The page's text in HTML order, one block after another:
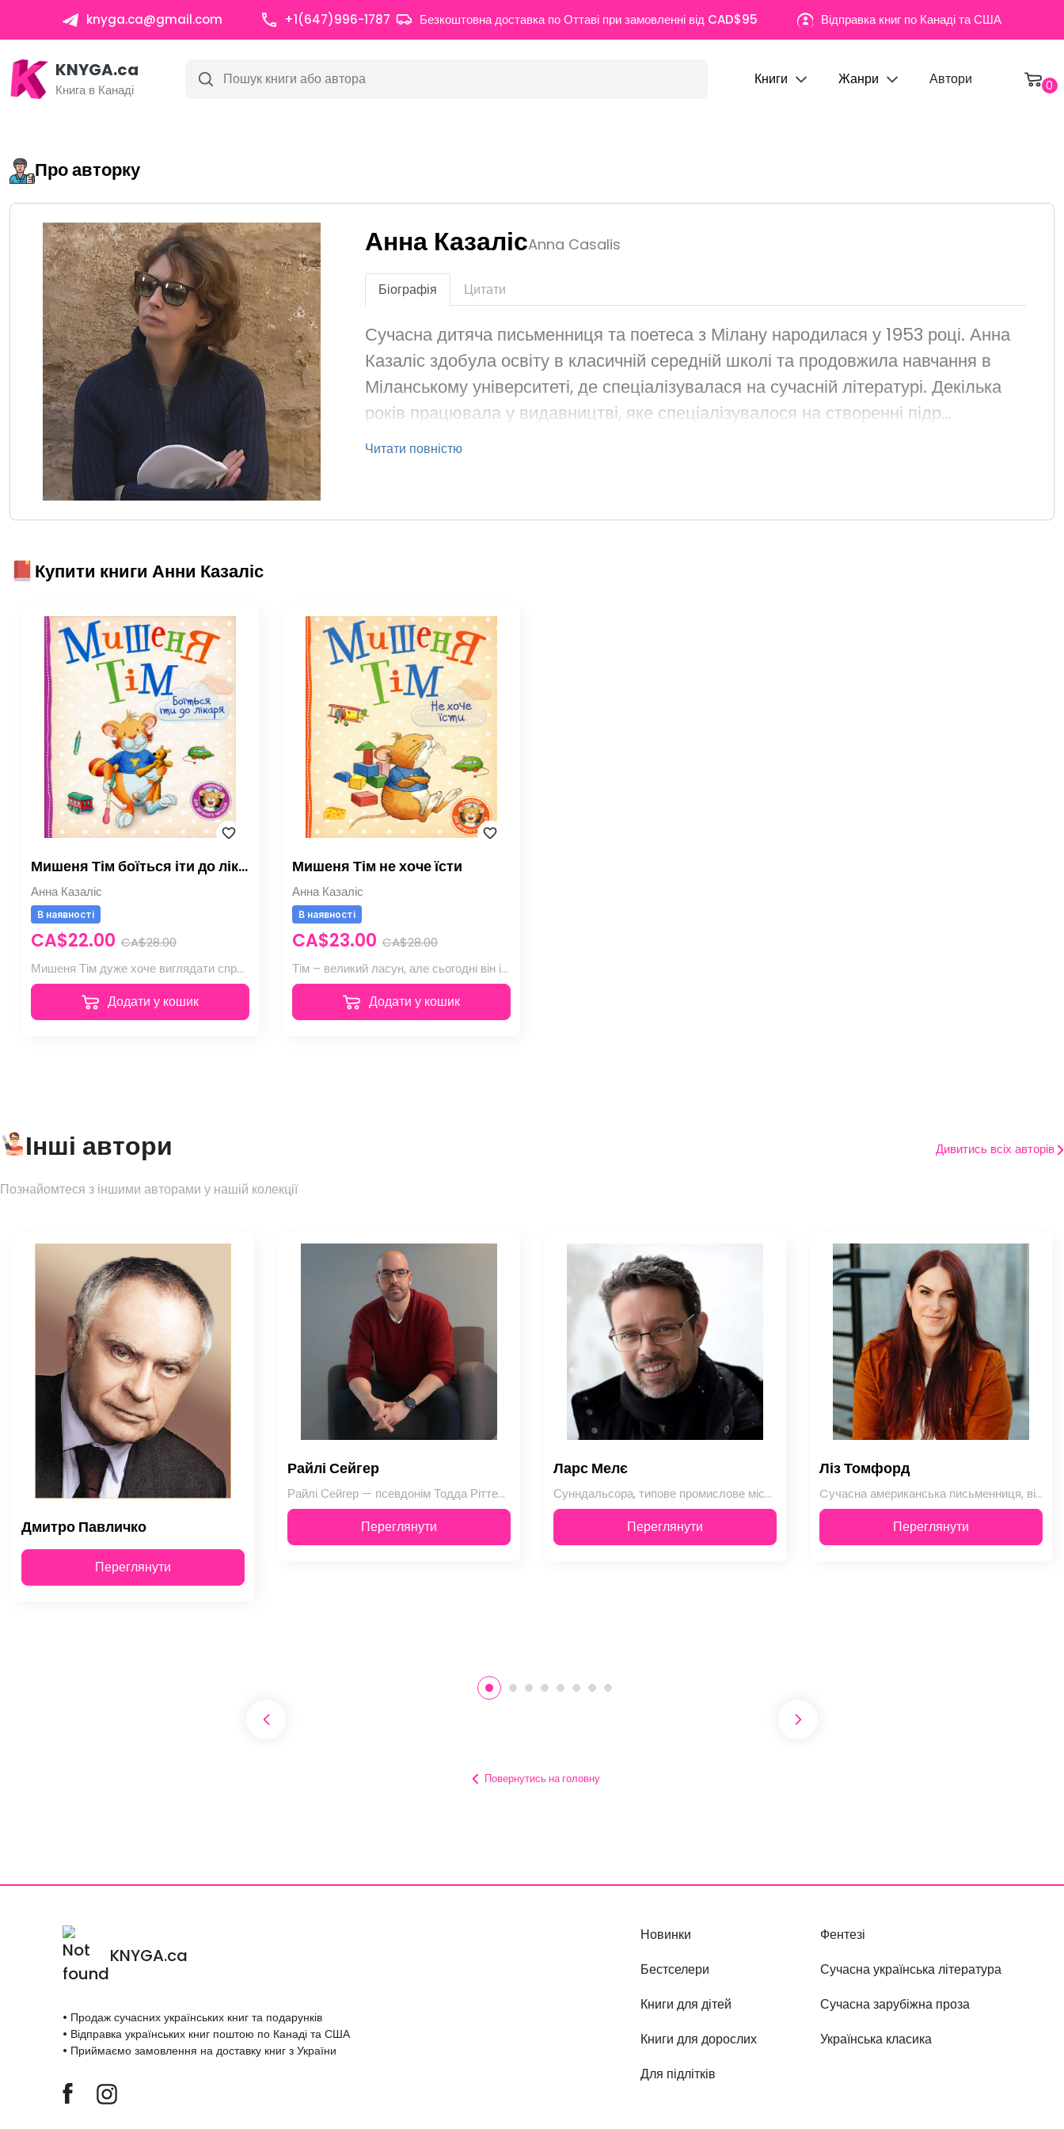
knyga.ca@gmail.com +1(647)996-1787 Безкоштовна доставка по Оттаві при замовленні від CAD$95 Відправка книг по Канаді та США
KNYGA.ca
Книга в Канаді
Книги Жанри Автори 0
Про авторку
Анна КазалісAnna Casalis
Біографія Цитати
Сучасна дитяча письменниця та поетеса з Мілану народилася у 1953 році. Анна
Казаліс здобула освіту в класичній середній школі та продовжила навчання в
Міланському університеті, де спеціалізувалася на сучасній літературі. Декілька
років працювала у видавництві, яке спеціалізувалося на створенні підр…
Читати повністю
Купити книги Анни Казаліс
Мишеня Тім боїться іти до лікаря
Анна Казаліс
В наявності
CA$22.00 CA$28.00
Мишеня Тім дуже хоче виглядати спритним і сміливим в очах друзів. Він дереться високо-високо і падає
Додати у кошик
Мишеня Тім не хоче їсти
Анна Казаліс
В наявності
CA$23.00 CA$28.00
Тім – великий ласун, але сьогодні він і дивитися не хоче на свій морквяний супчик...
Додати у кошик
Інші автори Дивитись всіх авторів
Познайомтеся з іншими авторами у нашій колекції
Дмитро Павличко
Переглянути
Райлі Сейгер
Райлі Сейгер — псевдонім Тодда Ріттера, колишнього американського журналіста, р…
Переглянути
Ларс Мелє
Сунндальсора, типове промислове містечко на кінці рукава фіорду, стало джерелом…
Переглянути
Ліз Томфорд
Cучасна американська письменниця, відома своїми спортивними любовними романами,…
Переглянути
Повернутись на головну
KNYGA.ca
• Продаж сучасних українських книг та подарунків
• Відправка українських книг поштою по Канаді та США
• Приймаємо замовлення на доставку книг з України
Новинки
Бестселери
Книги для дітей
Книги для дорослих
Для підлітків
Фентезі
Сучасна українська література
Сучасна зарубіжна проза
Українська класика